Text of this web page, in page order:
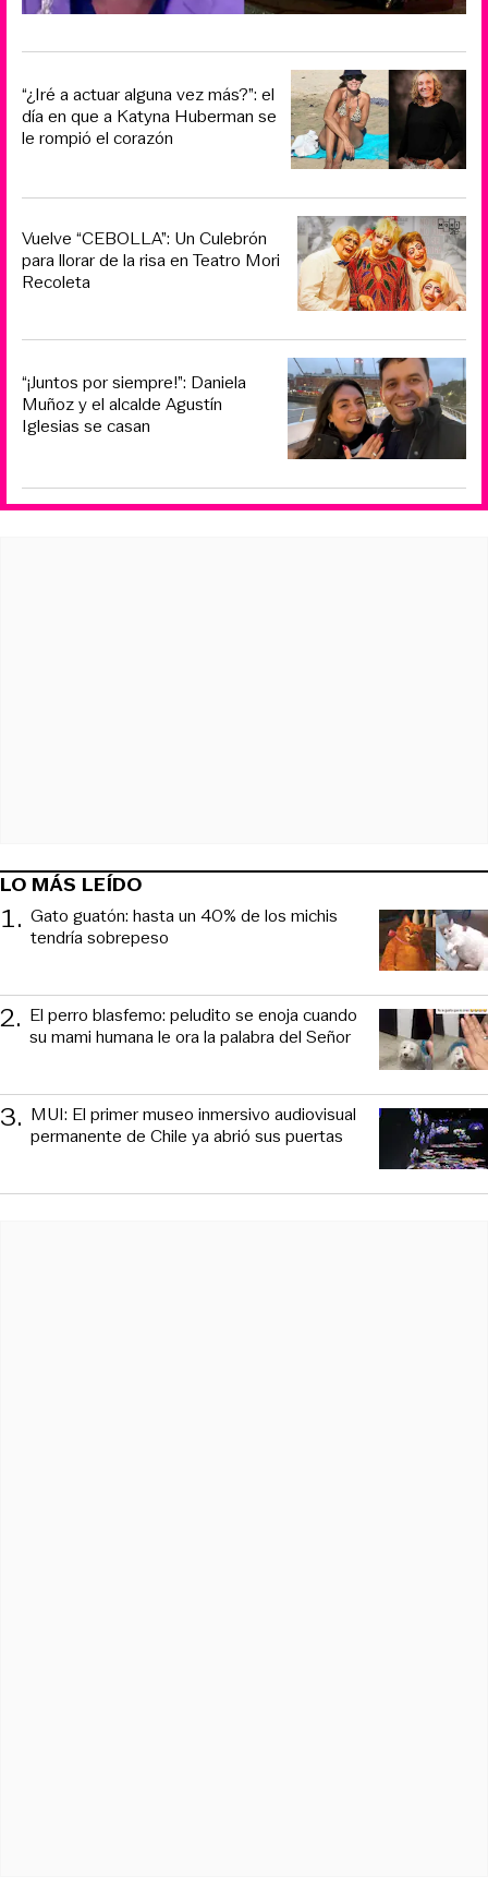
“¿Iré a actuar alguna vez más?”: el
día en que a Katyna Huberman se
le rompió el corazón
Vuelve “CEBOLLA”: Un Culebrón
para llorar de la risa en Teatro Mori
Recoleta
“¡Juntos por siempre!”: Daniela
Muñoz y el alcalde Agustín
Iglesias se casan
LO MÁS LEÍDO
1. Gato guatón: hasta un 40% de los michis
tendría sobrepeso
2. El perro blasfemo: peludito se enoja cuando
su mami humana le ora la palabra del Señor
3. MUI: El primer museo inmersivo audiovisual
permanente de Chile ya abrió sus puertas